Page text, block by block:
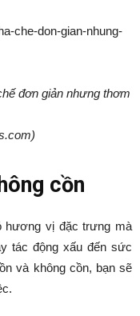
đơn giản nhưng thơm
cồn
hương vị đặc trưng mà
tác động xấu đến sức
và không cồn, bạn sẽ